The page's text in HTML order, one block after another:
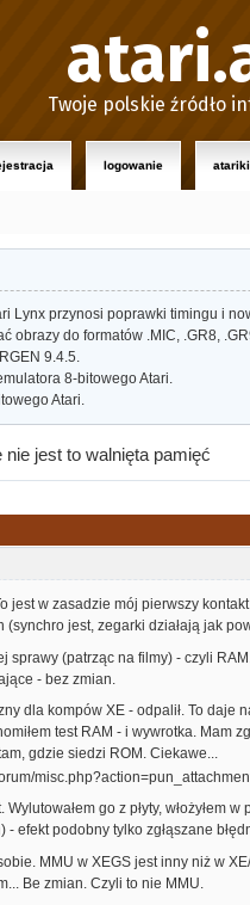
Twoje polskie źródło
logowanie atariki
Lynx przynosi poprawki timingu i
obrazy do formatów .MIC, .GR8,
9.4.5.
8-bitowego Atari.
Atari.
jest to walnięta pamięć
jest w zasadzie mój pierwszy
(synchro jest, zegarki działają jak
sprawy (patrząc na filmy) - czyli
- bez zmian.
dla kompów XE - odpalił. To
test RAM - i wywrotka. Mam
gdzie siedzi ROM. Ciekawe...
go z płyty, włożyłem
- efekt podobny tylko zgłąszane
MMU w XEGS jest inny niż w
Be zmian. Czyli to nie MMU.